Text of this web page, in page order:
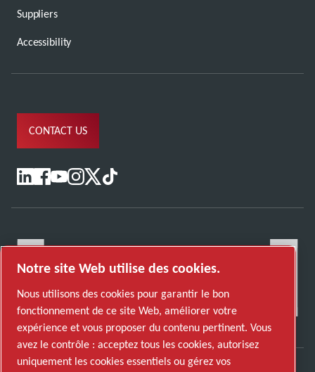
Suppliers
Accessibility
CONTACT US
Notre site Web utilise des cookies.
Nous utilisons des cookies pour garantir le bon
fonctionnement de ce site Web, améliorer votre
expérience et vous proposer du contenu pertinent. Vous
avez le contrôle : acceptez tous les cookies, autorisez
uniquement les cookies essentiels ou gérez vos